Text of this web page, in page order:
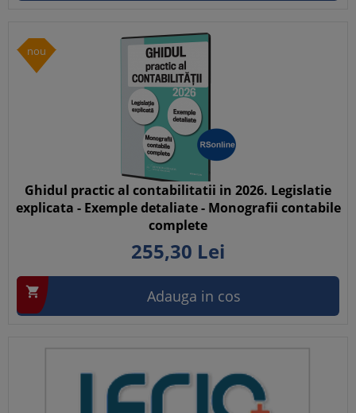
nou
Ghidul practic al contabilitatii in 2026. Legislatie
explicata - Exemple detaliate - Monografii contabile
complete
255,30 Lei
 Adauga in cos